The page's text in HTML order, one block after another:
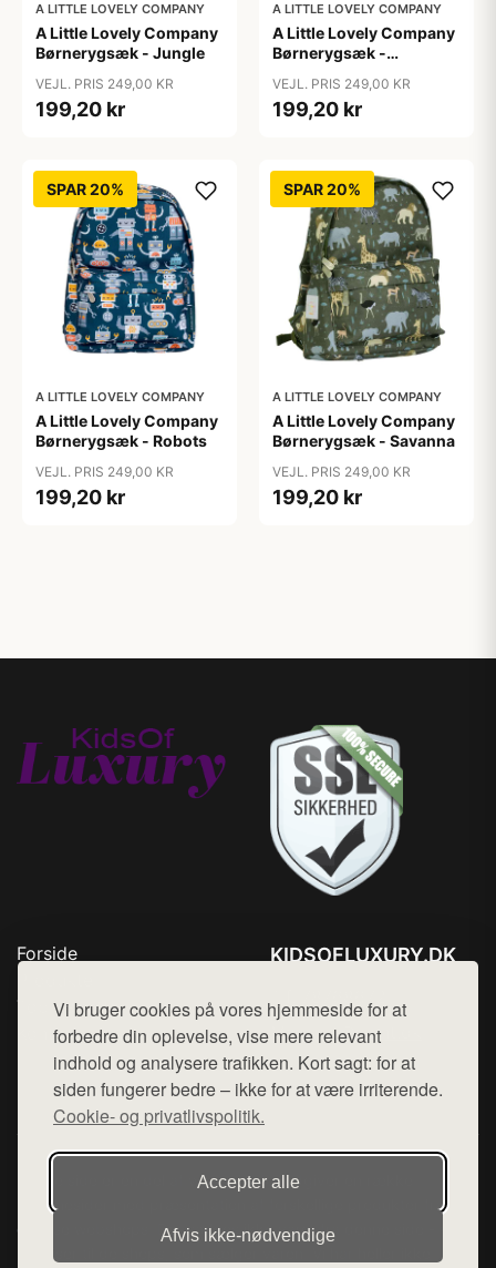
Vi bruger cookies på vores hjemmeside for at
forbedre din oplevelse, vise mere relevant
indhold og analysere trafikken. Kort sagt: for at
siden fungerer bedre – ikke for at være irriterende.
Cookie- og privatlivspolitik.
Accepter alle
Afvis ikke‑nødvendige
A LITTLE LOVELY COMPANY
A Little Lovely Company
Børnerygsæk - Jungle
VEJL. PRIS 249,00 KR
199,20 kr
A LITTLE LOVELY COMPANY
A Little Lovely Company
Børnerygsæk -
VEJL. PRIS 249,00 KR
199,20 kr
SPAR 20%
A LITTLE LOVELY COMPANY
A Little Lovely Company
Børnerygsæk - Robots
VEJL. PRIS 249,00 KR
199,20 kr
SPAR 20%
A LITTLE LOVELY COMPANY
A Little Lovely Company
Børnerygsæk - Savanna
VEJL. PRIS 249,00 KR
199,20 kr
Forside
Top Rabatter
Kontakt
KIDSOFLUXURY.DK
Mail: hej@want.dk
Cookie- og privatlivspolitik
Denne side er en del af want.dk, der udgiver en række
hjemmesider med præsentation af forskellige produkter fra
diverse webshops. Der sælges ikke varer fra denne side - vi
henviser til de shops, som sælger varen. Vi har heller ikke